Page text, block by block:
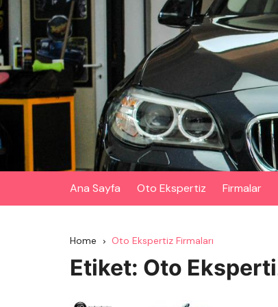
Skip
to
content
Ana Sayfa Oto Ekspertiz Firmalar
Home Oto Ekspertiz Firmaları
Etiket: Oto